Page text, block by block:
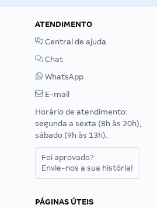
ATENDIMENTO
Central de ajuda
Chat
WhatsApp
E-mail
Horário de atendimento:
segunda a sexta (8h às 20h),
sábado (9h às 13h).
Foi aprovado?
Envie-nos a sua história!
PÁGINAS ÚTEIS